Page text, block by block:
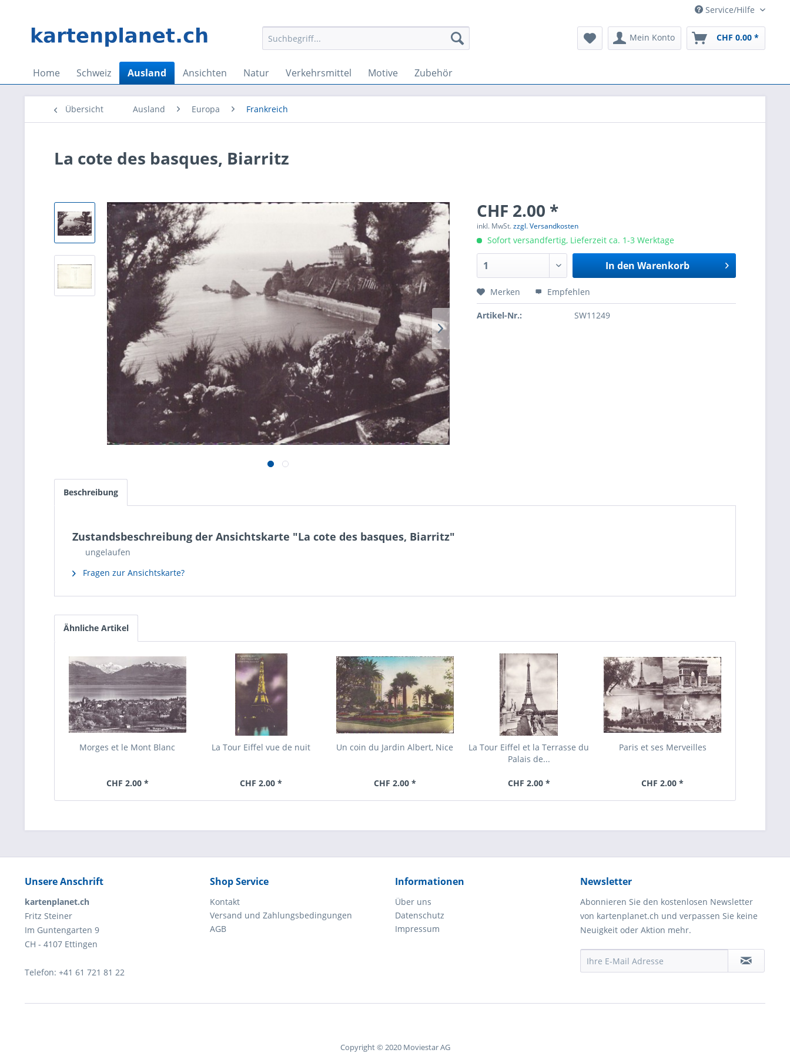
Service/Hilfe
Mein Konto CHF 0.00 *
Home Schweiz Ausland Ansichten Natur Verkehrsmittel Motive Zubehör
Übersicht Ausland Europa Frankreich
La cote des basques, Biarritz
CHF 2.00 *
inkl. MwSt.zzgl. Versandkosten
Sofort versandfertig, Lieferzeit ca. 1-3 Werktage
In den Warenkorb
Merken Empfehlen
Artikel-Nr.: SW11249
Beschreibung
Zustandsbeschreibung der Ansichtskarte "La cote des basques, Biarritz"
ungelaufen
Fragen zur Ansichtskarte?
Ähnliche Artikel
Morges et le Mont Blanc
CHF 2.00 *
La Tour Eiffel vue de nuit
CHF 2.00 *
Un coin du Jardin Albert, Nice
CHF 2.00 *
La Tour Eiffel et la Terrasse du
Palais de...
CHF 2.00 *
Paris et ses Merveilles
CHF 2.00 *
Unsere Anschrift
kartenplanet.ch
Fritz Steiner
Im Guntengarten 9
CH - 4107 Ettingen
Telefon: +41 61 721 81 22
Shop Service
Kontakt
Versand und Zahlungsbedingungen
AGB
Informationen
Über uns
Datenschutz
Impressum
Newsletter
Abonnieren Sie den kostenlosen Newsletter
von kartenplanet.ch und verpassen Sie keine
Neuigkeit oder Aktion mehr.
Copyright © 2020 Moviestar AG